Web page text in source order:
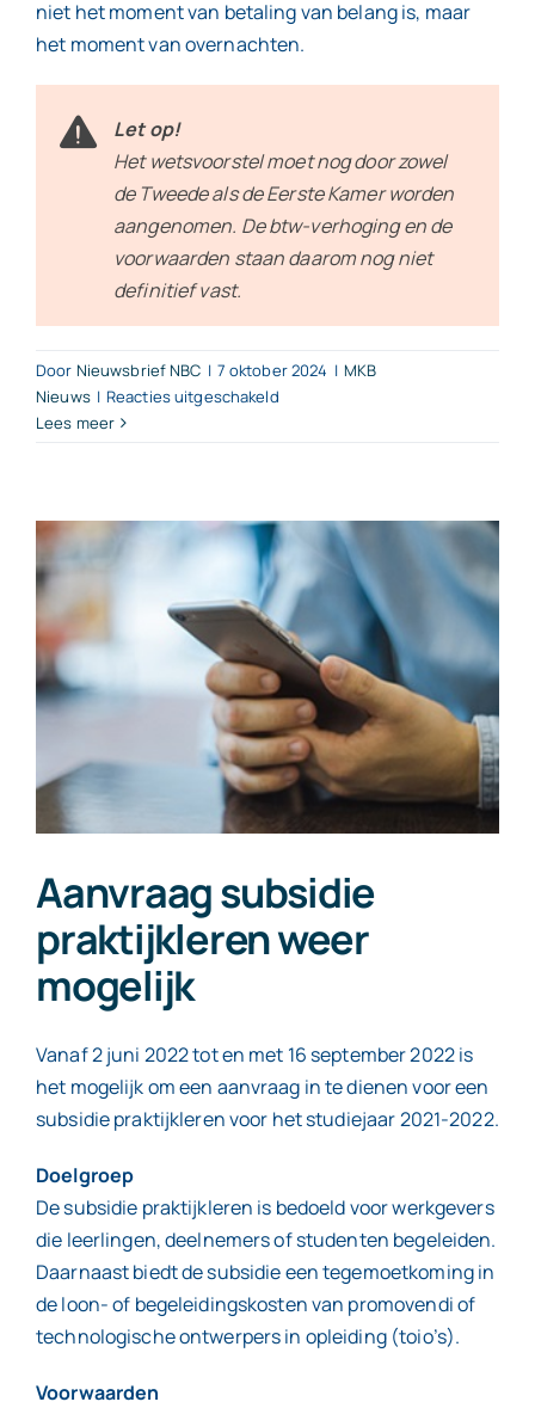
niet het moment van betaling van belang is, maar
het moment van overnachten.
Let op!
Het wetsvoorstel moet nog door zowel
de Tweede als de Eerste Kamer worden
aangenomen. De btw-verhoging en de
voorwaarden staan daarom nog niet
definitief vast.
Door Nieuwsbrief NBC | 7 oktober 2024 | MKB
Nieuws | Reacties uitgeschakeldvoor
21%
btw
vanaf
2026
Lees meer
Aanvraag subsidie
praktijkleren weer
mogelijk
Vanaf 2 juni 2022 tot en met 16 september 2022 is
het mogelijk om een aanvraag in te dienen voor een
subsidie praktijkleren voor het studiejaar 2021-2022.
Doelgroep
De subsidie praktijkleren is bedoeld voor werkgevers
die leerlingen, deelnemers of studenten begeleiden.
Daarnaast biedt de subsidie een tegemoetkoming in
de loon- of begeleidingskosten van promovendi of
technologische ontwerpers in opleiding (toio’s).
Voorwaarden